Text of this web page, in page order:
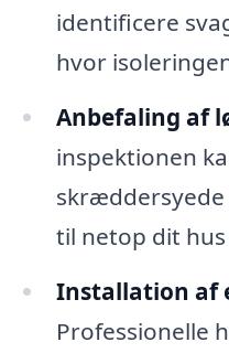
identificere
hvor
Anbefaling af
inspektionen
skræddersyede
til netop dit
Installation af
Professionelle